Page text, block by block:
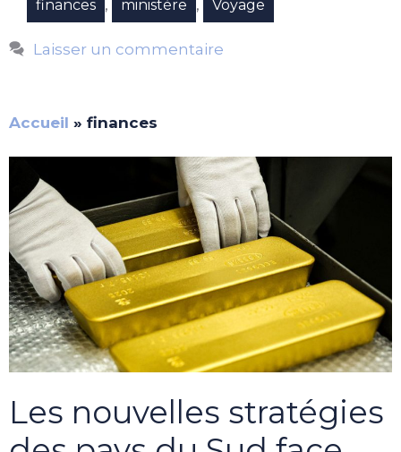
finances , ministère , Voyage
Laisser un commentaire
Accueil » finances
Les nouvelles stratégies